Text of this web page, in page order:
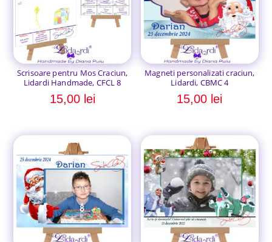
Scrisoare pentru Mos Craciun,
Lidardi Handmade, CFCL 8
15,00 lei
Magneti personalizati craciun,
Lidardi, CBMC 4
15,00 lei